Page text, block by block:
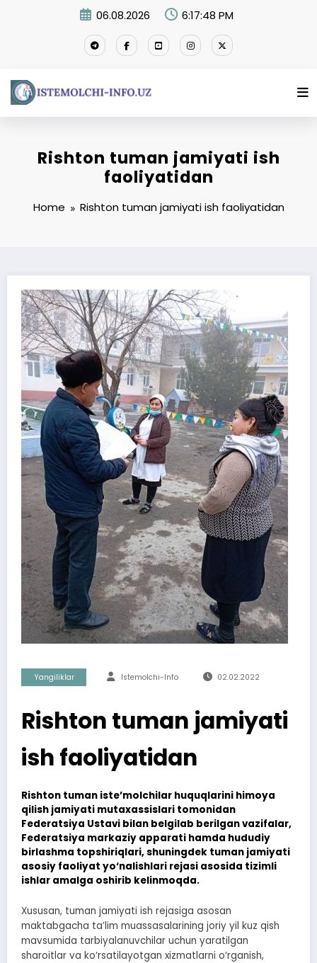
06.08.2026 6:17:49 PM
Rishton tuman jamiyati ish
faoliyatidan
Home Rishton tuman jamiyati ish faoliyatidan
Yangiliklar Istemolchi-Info 02.02.2022
Rishton tuman jamiyati
ish faoliyatidan
Rishton tuman iste’molchilar huquqlarini himoya
qilish jamiyati mutaxassislari tomonidan
Federatsiya Ustavi bilan belgilab berilgan vazifalar,
Federatsiya markaziy apparati hamda hududiy
birlashma topshiriqlari, shuningdek tuman jamiyati
asosiy faoliyat yo‘nalishlari rejasi asosida tizimli
ishlar amalga oshirib kelinmoqda.
Xususan, tuman jamiyati ish rejasiga asosan
maktabgacha ta’lim muassasalarining joriy yil kuz qish
mavsumida tarbiyalanuvchilar uchun yaratilgan
sharoitlar va ko‘rsatilayotgan xizmatlarni o‘rganish,